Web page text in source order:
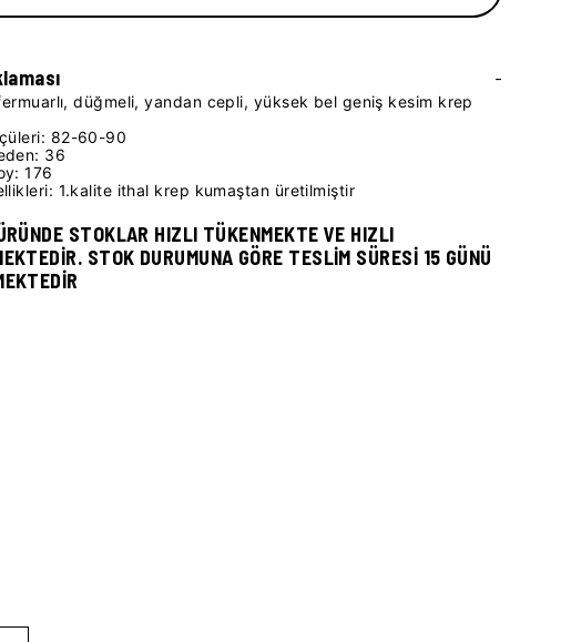
-
düğmeli, yandan cepli, yüksek bel geniş kesim krep
82-60-90
36
176
1.kalite ithal krep kumaştan üretilmiştir
STOKLAR HIZLI TÜKENMEKTE VE HIZLI
STOK DURUMUNA GÖRE TESLİM SÜRESİ 15 GÜNÜ